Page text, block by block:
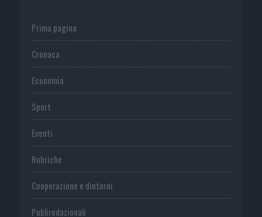
Prima pagina
Cronaca
Economia
Sport
Eventi
Rubriche
Cooperazione e dintorni
Publiredazionali